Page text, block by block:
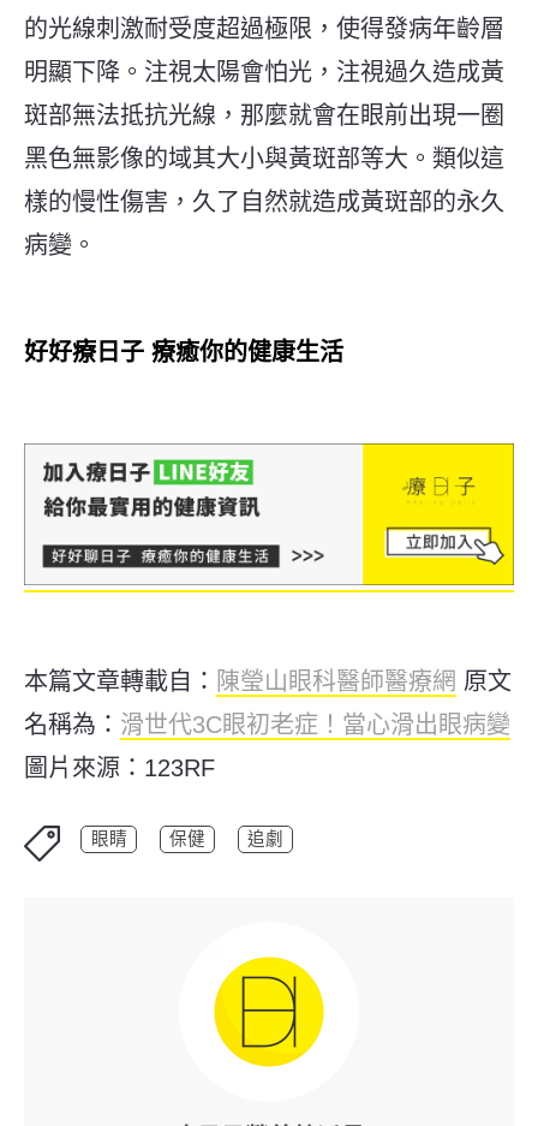
的光線刺激耐受度超過極限，使得發病年齡層
明顯下降。注視太陽會怕光，注視過久造成黃
斑部無法抵抗光線，那麼就會在眼前出現一圈
黑色無影像的域其大小與黃斑部等大。類似這
樣的慢性傷害，久了自然就造成黃斑部的永久
病變。
好好療日子 療癒你的健康生活
本篇文章轉載自： 陳瑩山眼科醫師醫療網 原文
名稱為： 滑世代3C眼初老症！當心滑出眼病變
圖片來源：123RF
眼睛 保健 追劇